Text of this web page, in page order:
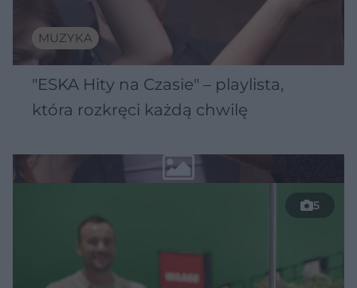
MUZYKA
"ESKA Hity na Czasie" – playlista,
która rozkręci każdą chwilę
5